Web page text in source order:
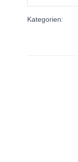
Kategorien: